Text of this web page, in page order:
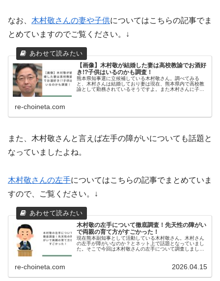
なお、 木村敬さんの妻や子供についてはこちらの記事でま
とめていますのでご覧ください。↓
【画像】木村敬が結婚した妻は高校教諭でお酒好
き!?子供はいるのかも調査！
熊本県知事選に立候補している木村敬さん。調べてみる
と、木村さんは結婚しており妻は現在、熊本県内で高校教
諭として勤務されているそうですよ。また木村さんに子供
re-choineta.com
また、木村敬さんと言えば左手の障がいについても話題と
なっていましたよね。
木村敬さんの左手についてはこちらの記事でまとめていま
すので、ご覧ください。↓
木村敬の左手について徹底調査！先天性の障がい
で両親の育て方がすごかった！
現在熊本副知事として活動している木村敬さん。木村さん
の左手が障がいなのか？とネット上で話題となっていまし
た。そこで今回は木村敬さんの左手について調査しまし
re-choineta.com 2026.04.15